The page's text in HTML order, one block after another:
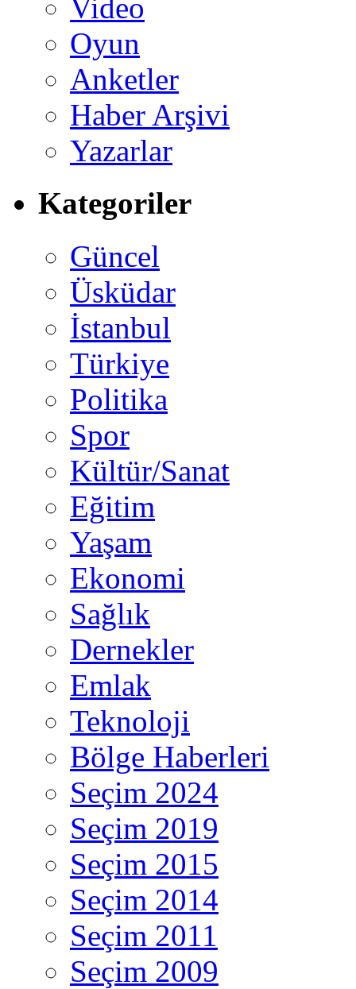
Video
Oyun
Anketler
Haber Arşivi
Yazarlar
Kategoriler
Güncel
Üsküdar
İstanbul
Türkiye
Politika
Spor
Kültür/Sanat
Eğitim
Yaşam
Ekonomi
Sağlık
Dernekler
Emlak
Teknoloji
Bölge Haberleri
Seçim 2024
Seçim 2019
Seçim 2015
Seçim 2014
Seçim 2011
Seçim 2009